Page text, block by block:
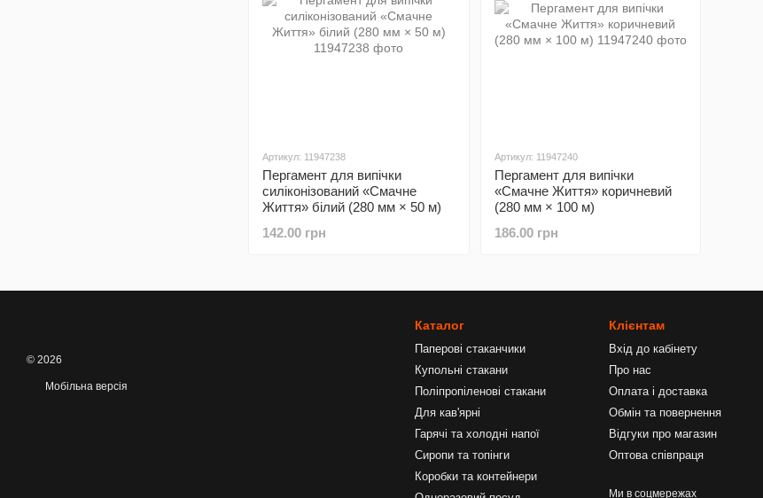
Артикул: 11947238
Пергамент для випічки
силіконізований «Смачне
Життя» білий (280 мм × 50 м)
142.00 грн
Артикул: 11947240
Пергамент для випічки
«Смачне Життя» коричневий
(280 мм × 100 м)
186.00 грн
© 2026
Мобільна версія
Каталог
Паперові стаканчики
Купольні стакани
Поліпропіленові стакани
Для кав'ярні
Гарячі та холодні напої
Сиропи та топінги
Коробки та контейнери
Клієнтам
Вхід до кабінету
Про нас
Оплата і доставка
Обмін та повернення
Відгуки про магазин
Оптова співпраця
Ми в соцмережах